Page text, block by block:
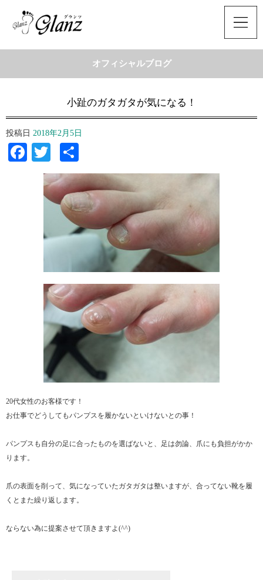
オフィシャルブログ
小趾のガタガタが気になる！
投稿日 2018年2月5日
Facebook
Twitter
有
20代女性のお客様です！
お仕事でどうしてもパンプスを履かないといけないとの事！
パンプスも自分の足に合ったものを選ばないと、足は勿論、爪にも負担がかか
ります。
爪の表面を削って、気になっていたガタガタは整いますが、合ってない靴を履
くとまた繰り返します。
ならない為に提案させて頂きますよ(^^)